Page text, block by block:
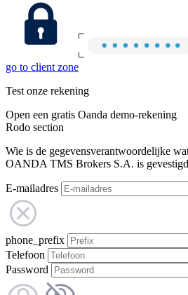
go to client zone
Test onze rekening
Open een gratis Oanda demo-rekening
Rodo section
Wie is de gegevensverantwoordelijke
OANDA TMS Brokers S.A. is
E-mailadres
phone_prefix
Telefoon
Password